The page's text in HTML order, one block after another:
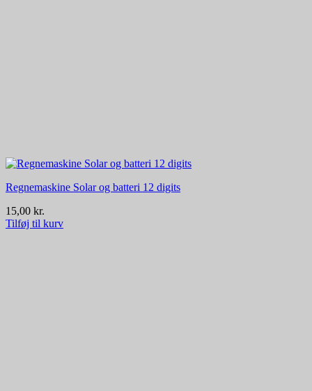
Regnemaskine Solar og batteri 12 digits
15,00 kr.
Tilføj til kurv